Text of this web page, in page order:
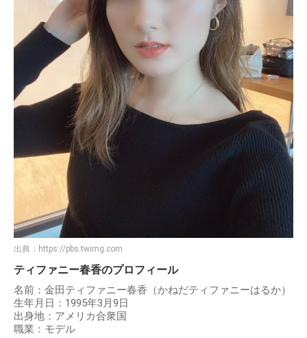
出典： https://pbs.twimg.com
ティファニー春香のプロフィール
名前：金田ティファニー春香（かねだティファニーはるか）
生年月日：1995年3月9日
出身地：アメリカ合衆国
職業：モデル